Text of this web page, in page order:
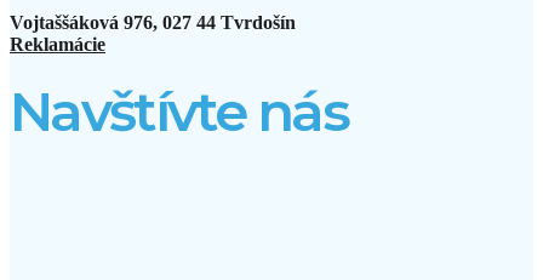
Vojtaššáková 976, 027 44 Tvrdošín
Reklamácie
Navštívte nás